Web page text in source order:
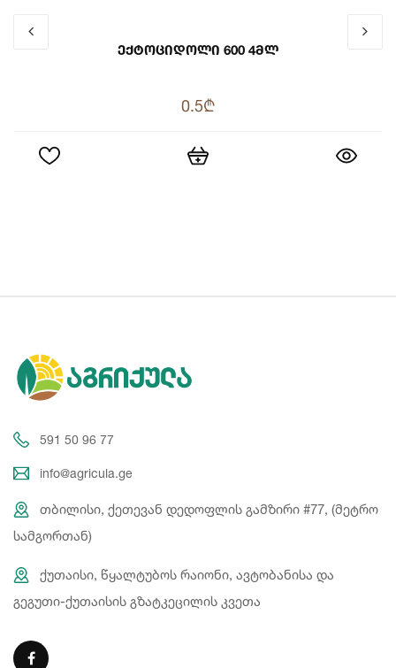
Ექტოციდოლი 600 4მლ
0.5₾
591 50 96 77
info@agricula.ge
თბილისი, ქეთევან დედოფლის გამზირი #77, (მეტრო
სამგორთან)
ქუთაისი, წყალტუბოს რაიონი, ავტობანისა და
გეგუთი-ქუთაისის გზატკეცილის კვეთა